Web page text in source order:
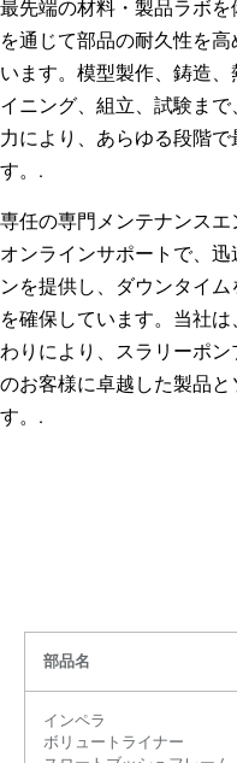
最先端の材料・製品ラボ
を通じて部品の耐久性を
います。模型製作、鋳造
イニング、組立、試験ま
力により、あらゆる段階
す。.
専任の専門メンテナンス
オンラインサポートで、
ンを提供し、ダウンタイ
を確保しています。当社
わりにより、スラリーポ
のお客様に卓越した製品
す。.
部品名
インペラ
ボリュートライナー